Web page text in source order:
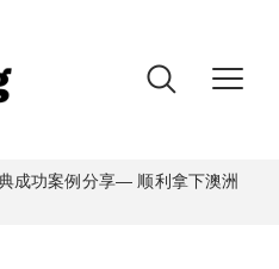
成功案例分享— 顺利拿下澳洲